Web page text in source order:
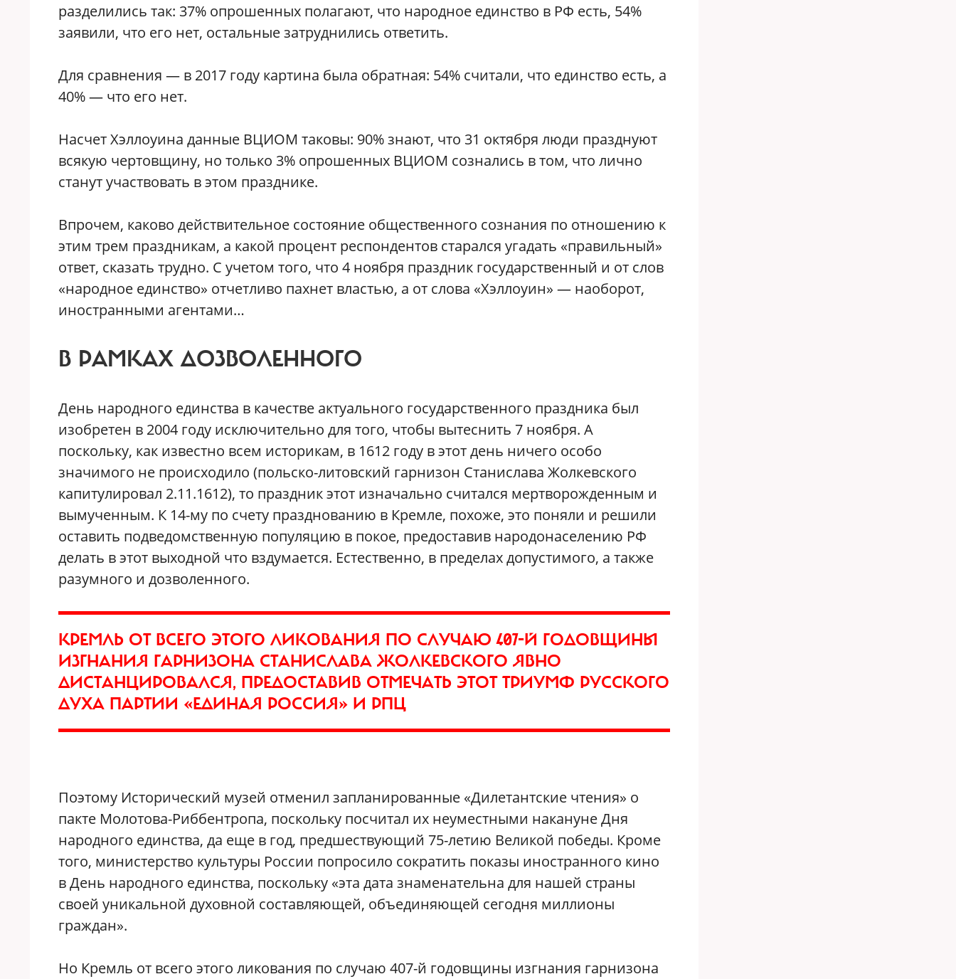
разделились так: 37% опрошенных полагают, что народное единство в РФ есть, 54%
заявили, что его нет, остальные затруднились ответить.
Для сравнения — в 2017 году картина была обратная: 54% считали, что единство есть, а
40% — что его нет.
Насчет Хэллоуина данные ВЦИОМ таковы: 90% знают, что 31 октября люди празднуют
всякую чертовщину, но только 3% опрошенных ВЦИОМ сознались в том, что лично
станут участвовать в этом празднике.
Впрочем, каково действительное состояние общественного сознания по отношению к
этим трем праздникам, а какой процент респондентов старался угадать «правильный»
ответ, сказать трудно. С учетом того, что 4 ноября праздник государственный и от слов
«народное единство» отчетливо пахнет властью, а от слова «Хэллоуин» — наоборот,
иностранными агентами…
В РАМКАХ ДОЗВОЛЕННОГО
День народного единства в качестве актуального государственного праздника был
изобретен в 2004 году исключительно для того, чтобы вытеснить 7 ноября. А
поскольку, как известно всем историкам, в 1612 году в этот день ничего особо
значимого не происходило (польско-литовский гарнизон Станислава Жолкевского
капитулировал 2.11.1612), то праздник этот изначально считался мертворожденным и
вымученным. К 14-му по счету празднованию в Кремле, похоже, это поняли и решили
оставить подведомственную популяцию в покое, предоставив народонаселению РФ
делать в этот выходной что вздумается. Естественно, в пределах допустимого, а также
разумного и дозволенного.
КРЕМЛЬ ОТ ВСЕГО ЭТОГО ЛИКОВАНИЯ ПО СЛУЧАЮ 407-Й ГОДОВЩИНЫ
ИЗГНАНИЯ ГАРНИЗОНА СТАНИСЛАВА ЖОЛКЕВСКОГО ЯВНО
ДИСТАНЦИРОВАЛСЯ, ПРЕДОСТАВИВ ОТМЕЧАТЬ ЭТОТ ТРИУМФ РУССКОГО
ДУХА ПАРТИИ «ЕДИНАЯ РОССИЯ» И РПЦ
Поэтому Исторический музей отменил запланированные «Дилетантские чтения» о
пакте Молотова-Риббентропа, поскольку посчитал их неуместными накануне Дня
народного единства, да еще в год, предшествующий 75-летию Великой победы. Кроме
того, министерство культуры России попросило сократить показы иностранного кино
в День народного единства, поскольку «эта дата знаменательна для нашей страны
своей уникальной духовной составляющей, объединяющей сегодня миллионы
граждан».
Но Кремль от всего этого ликования по случаю 407-й годовщины изгнания гарнизона